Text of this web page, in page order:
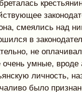
смеялись над
в
не
очень умные,
личность,
было